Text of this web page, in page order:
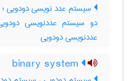
سیستم عدد نویسی دودویی
دو سیستم عددنویسی
عددنویسی دودویی